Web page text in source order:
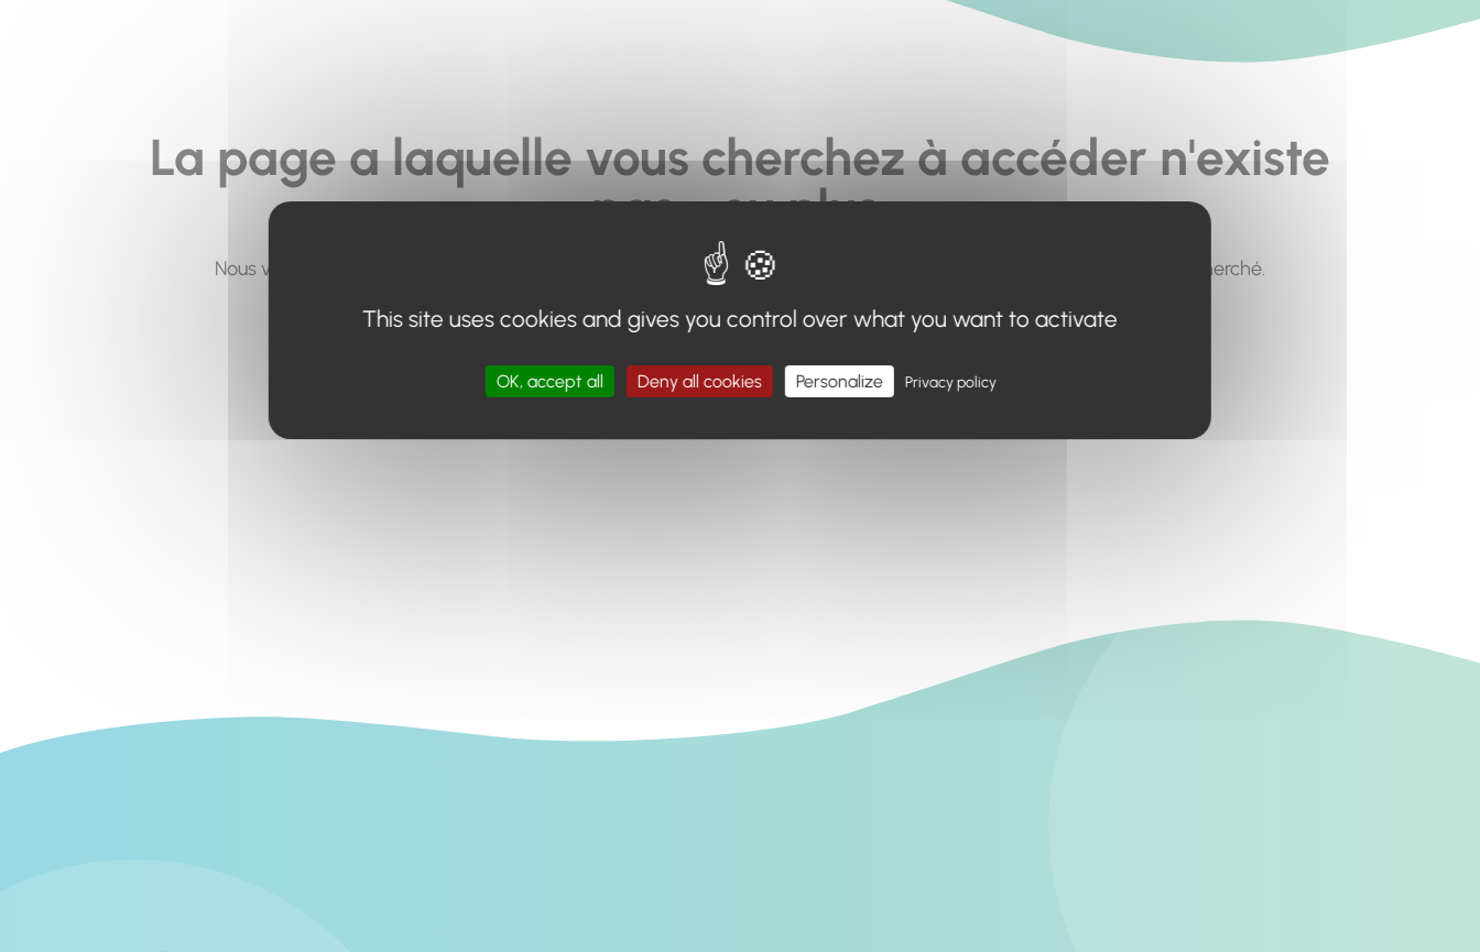
La page a laquelle vous cherchez à accéder n'existe
pas... ou plus.
Nous vous invitons à utiliser le moteur de recherche en haut de page, ou à utiliser le menu pour trouver le contenu recherché.
Retour à l'accueil
This site uses cookies and gives you control over what you want to activate
OK, accept all Deny all cookies Personalize Privacy policy